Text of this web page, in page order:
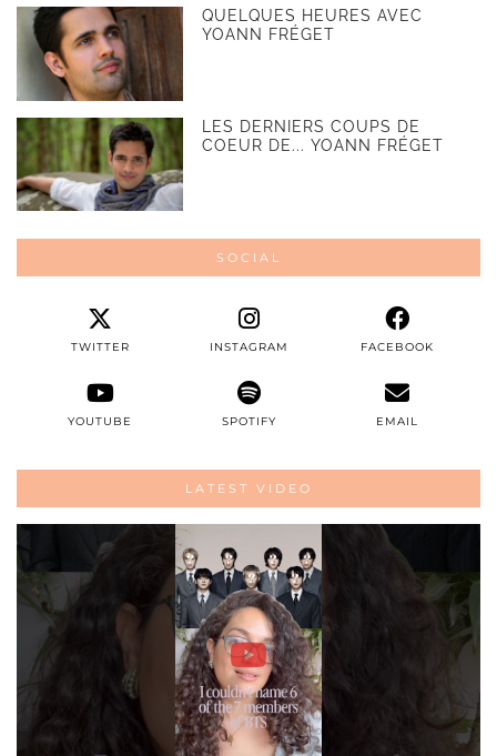
QUELQUES HEURES AVEC
YOANN FRÉGET
LES DERNIERS COUPS DE
COEUR DE... YOANN FRÉGET
SOCIAL
TWITTER INSTAGRAM FACEBOOK
YOUTUBE SPOTIFY EMAIL
LATEST VIDEO